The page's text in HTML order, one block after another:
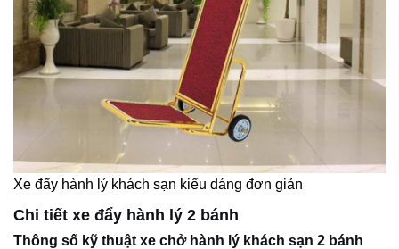
Xe đẩy hành lý khách sạn kiểu dáng đơn giản
Chi tiết xe đẩy hành lý 2 bánh
Thông số kỹ thuật xe chở hành lý khách sạn 2 bánh